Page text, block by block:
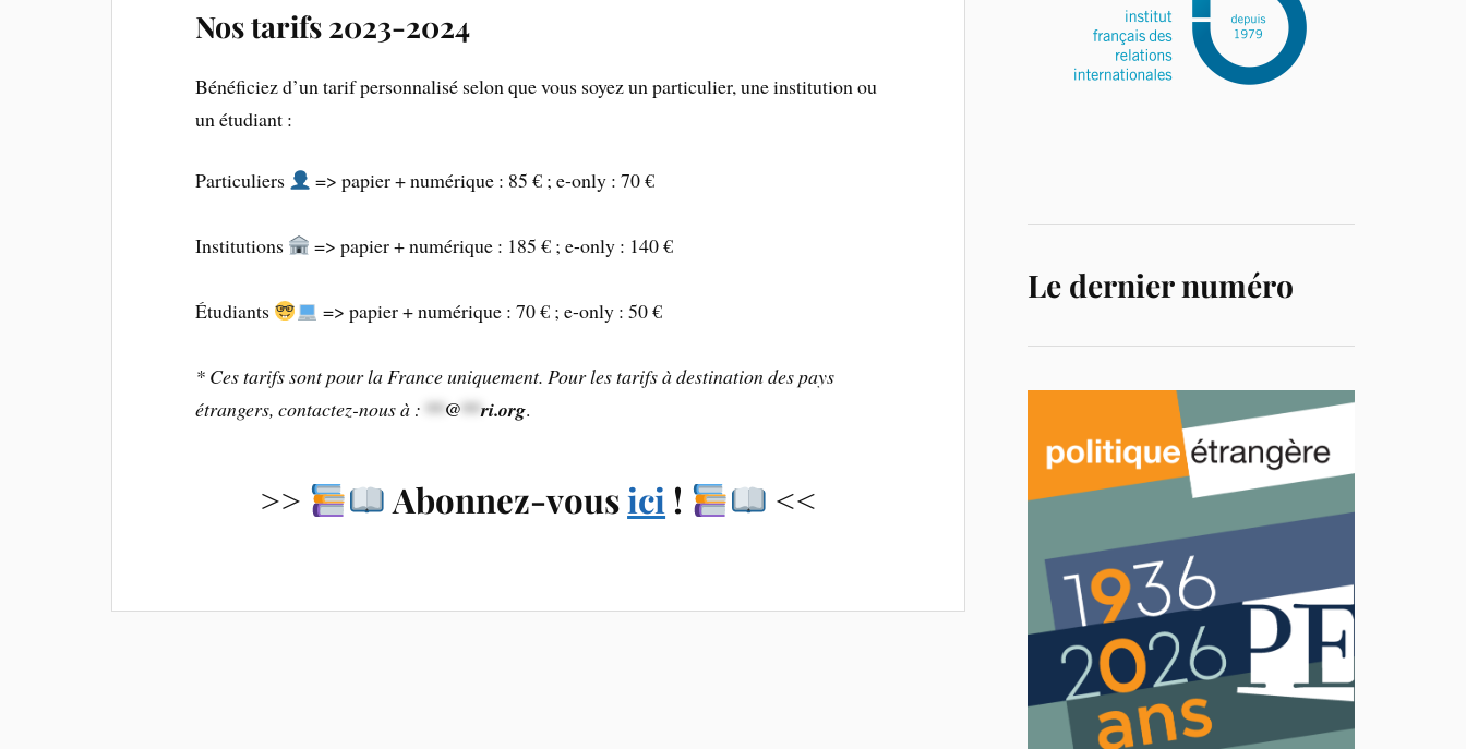
Nos tarifs 2023-2024
Bénéficiez d’un tarif personnalisé selon que vous soyez un particulier, une institution ou
un étudiant :
Particuliers => papier + numérique : 85 € ; e-only : 70 €
Institutions => papier + numérique : 185 € ; e-only : 140 €
Étudiants => papier + numérique : 70 € ; e-only : 50 €
* Ces tarifs sont pour la France uniquement. Pour les tarifs à destination des pays
étrangers, contactez-nous à : **@**ri.org.
>> Abonnez-vousici ! <<
Le dernier numéro